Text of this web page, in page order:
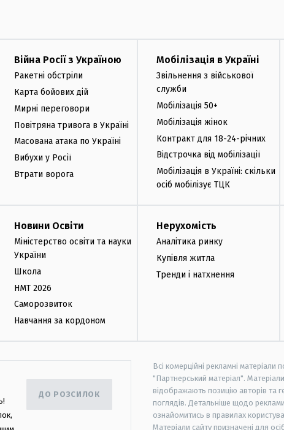
Війна Росії з Україною
Ракетні обстріли
Карта бойових дій
Мирні переговори
Повітряна тривога в Україні
Масована атака по Україні
Вибухи у Росії
Втрати ворога
Мобілізація в Україні
Звільнення з військової
служби
Мобілізація 50+
Мобілізація жінок
Контракт для 18-24-річних
Відстрочка від мобілізації
Мобілізація в Україні: скільки
осіб мобілізує ТЦК
Новини Освіти
Міністерство освіти та науки
України
Школа
НМТ 2026
Саморозвиток
Навчання за кордоном
Нерухомість
Аналітика ринку
Купівля житла
Тренди і натхнення
ДО РОЗСИЛОК
Всі комерційні рекламні
"Партнерський матеріал".
відображають позицію авторів та
поглядів. Детальніше щодо
ознайомитись в правилах
Матеріали сайту призначені для